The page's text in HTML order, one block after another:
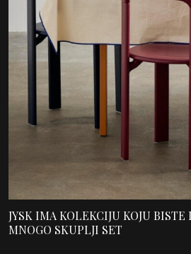
JYSK IMA KOLEKCIJU KOJU
MNOGO SKUPLJI SET